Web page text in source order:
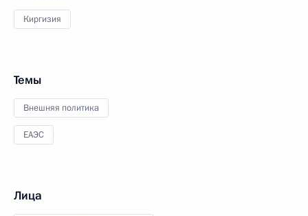
Киргизия
Темы
Внешняя политика
ЕАЭС
Лица